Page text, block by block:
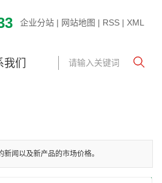
企业分站| 网站地图 | RSS| XML
们
闻以及新产品的市场价格。